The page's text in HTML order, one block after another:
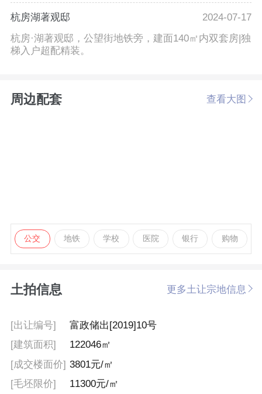
杭房湖著观邸
2024-07-17
杭房·湖著观邸，公望街地铁旁，建面140㎡内双套房|独
梯入户超配精装。
周边配套 查看大图
公交 地铁 学校 医院 银行 购物
土拍信息 更多土让宗地信息
[出让编号]
富政储出[2019]10号
[建筑面积]
122046㎡
[成交楼面价] 3801元/㎡
[毛坯限价]
11300元/㎡